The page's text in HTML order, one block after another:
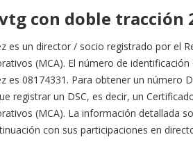
con doble tracción
es un director / socio registrado por el
(MCA). El número de
es 08174331. Para obtener un número
registrar un DSC, es decir, un
(MCA). La información detallada
con sus participaciones en